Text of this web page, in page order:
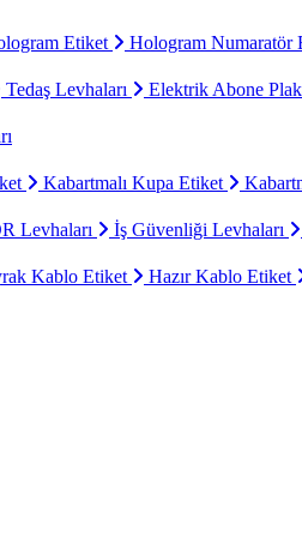
Etiket Hologram Numaratör
Tedaş Levhaları Elektrik Abone
Kabartmalı Kupa Etiket
Levhaları İş Güvenliği Levhaları
Kablo Etiket Hazır Kablo Etiket